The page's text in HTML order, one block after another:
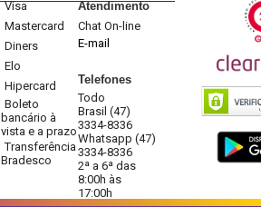
Visa
Mastercard
Diners
Elo
Hipercard
Boleto
bancário à
vista e a prazo
Transferência
Bradesco
Atendimento
Chat On-line
E-mail
Telefones
Todo
Brasil (47)
3334-8336
Whatsapp (47)
3334-8336
2ª a 6ª das
8:00h às
17:00h